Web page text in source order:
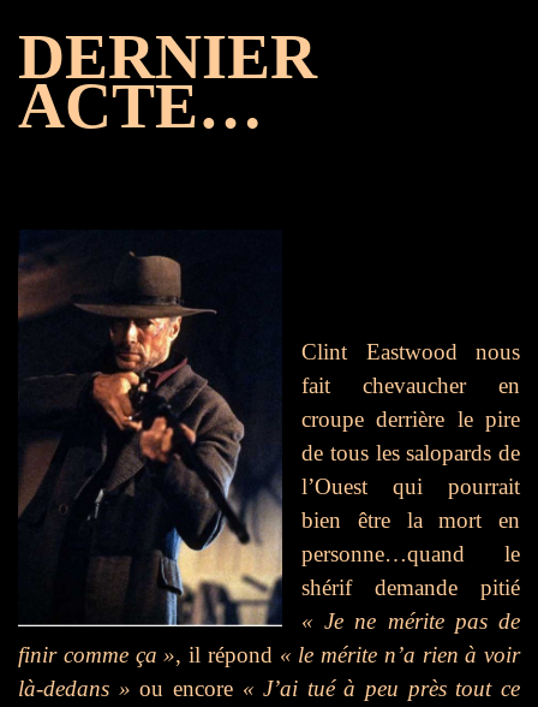
DERNIER
ACTE…
Clint Eastwood nous
fait chevaucher en
croupe derrière le pire
de tous les salopards de
l’Ouest qui pourrait
bien être la mort en
personne…quand le
shérif demande pitié
« Je ne mérite pas de
finir comme ça », il répond « le mérite n’a rien à voir
là-dedans » ou encore « J’ai tué à peu près tout ce